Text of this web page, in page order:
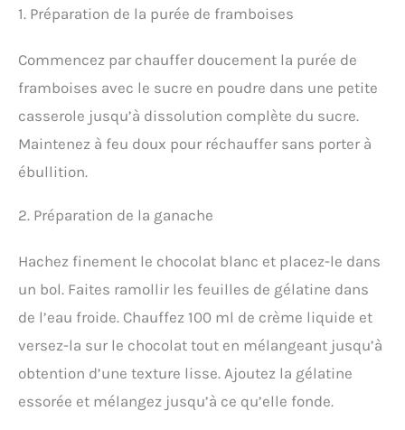
1. Préparation de la purée de framboises
Commencez par chauffer doucement la purée de
framboises avec le sucre en poudre dans une petite
casserole jusqu’à dissolution complète du sucre.
Maintenez à feu doux pour réchauffer sans porter à
ébullition.
2. Préparation de la ganache
Hachez finement le chocolat blanc et placez-le dans
un bol. Faites ramollir les feuilles de gélatine dans
de l’eau froide. Chauffez 100 ml de crème liquide et
versez-la sur le chocolat tout en mélangeant jusqu’à
obtention d’une texture lisse. Ajoutez la gélatine
essorée et mélangez jusqu’à ce qu’elle fonde.